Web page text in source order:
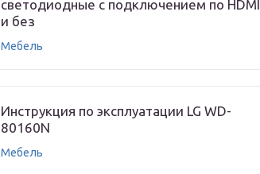
светодиодные с подключением по HDMI
и без
Мебель
Инструкция по эксплуатации LG WD-
80160N
Мебель